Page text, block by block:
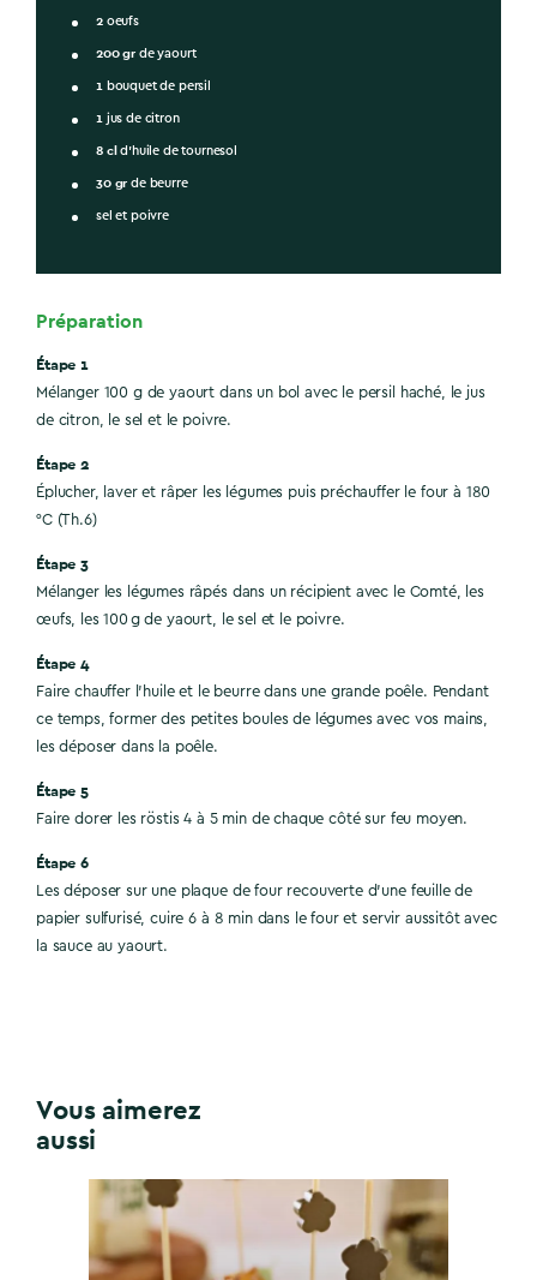
2 oeufs
200gr de yaourt
1 bouquet de persil
1 jus de citron
8cl d'huile de tournesol
30gr de beurre
sel et poivre
Préparation
Étape 1
Mélanger 100 g de yaourt dans un bol avec le persil haché, le jus
de citron, le sel et le poivre.
Étape 2
Éplucher, laver et râper les légumes puis préchauffer le four à 180
°C (Th.6)
Étape 3
Mélanger les légumes râpés dans un récipient avec le Comté, les
œufs, les 100 g de yaourt, le sel et le poivre.
Étape 4
Faire chauffer l’huile et le beurre dans une grande poêle. Pendant
ce temps, former des petites boules de légumes avec vos mains,
les déposer dans la poêle.
Étape 5
Faire dorer les röstis 4 à 5 min de chaque côté sur feu moyen.
Étape 6
Les déposer sur une plaque de four recouverte d’une feuille de
papier sulfurisé, cuire 6 à 8 min dans le four et servir aussitôt avec
la sauce au yaourt.
Vous aimerez
aussi